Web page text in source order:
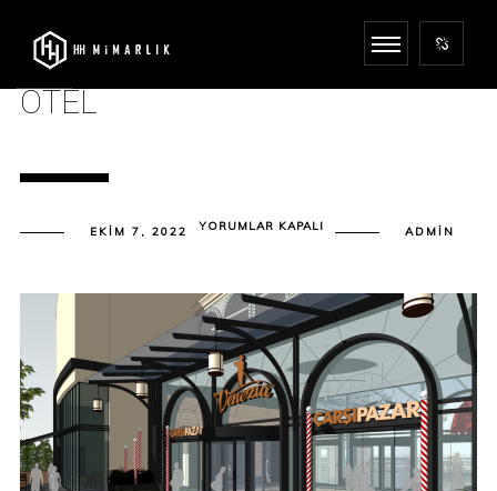
OTEL
EKIM 7, 2022 OTEL
YORUMLAR KAPALI ADMIN